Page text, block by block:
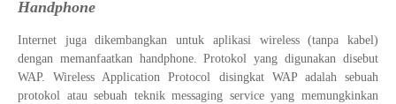
Handphone
Internet juga dikembangkan untuk aplikasi wireless (tanpa kabel)
dengan memanfaatkan handphone. Protokol yang digunakan disebut
WAP. Wireless Application Protocol disingkat WAP adalah sebuah
protokol atau sebuah teknik messaging service yang memungkinkan